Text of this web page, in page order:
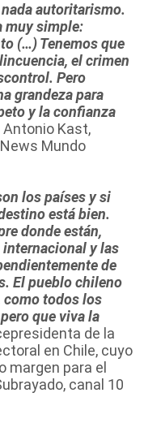
autoritarismo.
muy simple:
(…) Tenemos que
el crimen
Pero
grandeza para
y la confianza
Antonio Kast,
Mundo
los países y si
está bien.
donde están,
internacional y las
de
El pueblo chileno
como todos los
que viva la
de la
en Chile, cuyo
margen para el
canal 10